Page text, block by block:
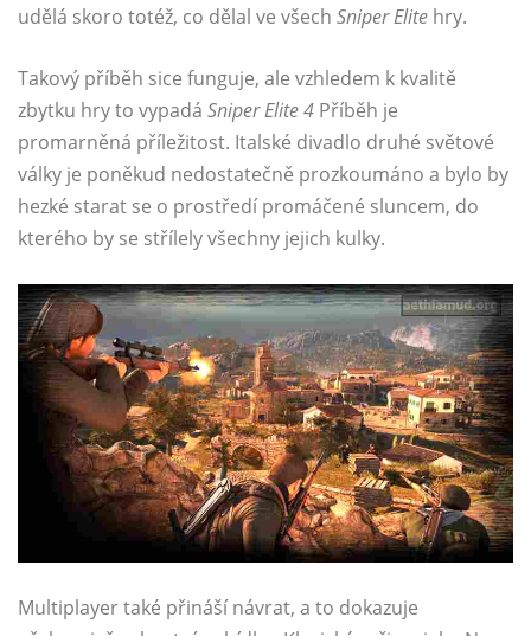
udělá skoro totéž, co dělal ve všech Sniper Elite hry.
Takový příběh sice funguje, ale vzhledem k kvalitě
zbytku hry to vypadá Sniper Elite 4 Příběh je
promarněná příležitost. Italské divadlo druhé světové
války je poněkud nedostatečně prozkoumáno a bylo by
hezké starat se o prostředí promáčené sluncem, do
kterého by se střílely všechny jejich kulky.
Multiplayer také přináší návrat, a to dokazuje